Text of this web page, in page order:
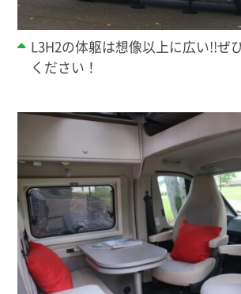
L3H2の体躯は想像以上に広い!!ぜ
ください！